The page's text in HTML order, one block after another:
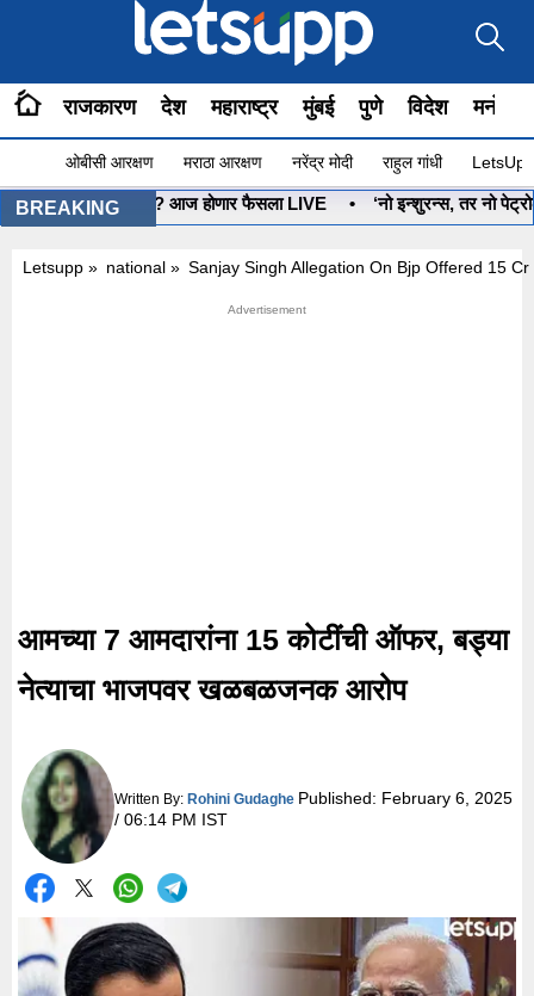
राजकारण देश महाराष्ट्र मुंबई पुणे विदेश
ओबीसी आरक्षण मराठा आरक्षण नरेंद्र मोदी राहुल गांधी
BREAKING
धनुष्यबाण कोणाचा? आज होणार फैसला LIVE • ‘नो इन्शुरन्स, तर नो पेट्रोल’
Letsupp » national » Sanjay Singh Allegation On Bjp Offered 15
आमच्या 7 आमदारांना 15 कोटींची ऑफर, बड्या
नेत्याचा भाजपवर खळबळजनक आरोप
Written By: Rohini Gudaghe Published: February 6, 2025
/ 06:14 PM IST